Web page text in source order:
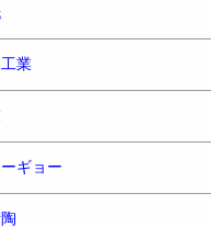
業
ギョー